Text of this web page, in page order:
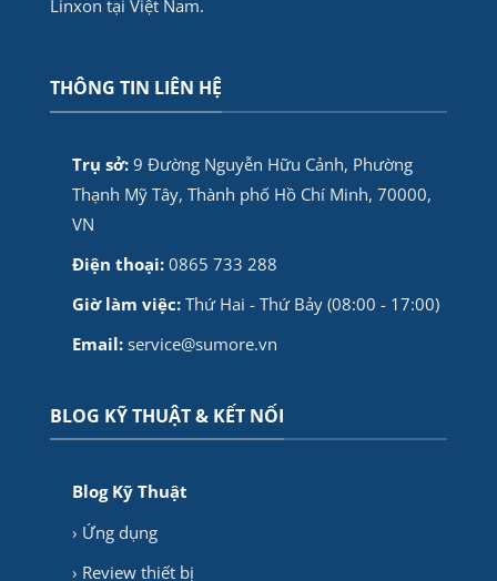
Linxon tại Việt Nam.
THÔNG TIN LIÊN HỆ
Trụ sở: 9 Đường Nguyễn Hữu Cảnh, Phường
Thạnh Mỹ Tây, Thành phố Hồ Chí Minh, 70000,
VN
Điện thoại:0865 733 288
Giờ làm việc:Thứ Hai - Thứ Bảy (08:00 - 17:00)
Email:service@sumore.vn
BLOG KỸ THUẬT & KẾT NỐI
Blog Kỹ Thuật
› Ứng dụng
› Review thiết bị